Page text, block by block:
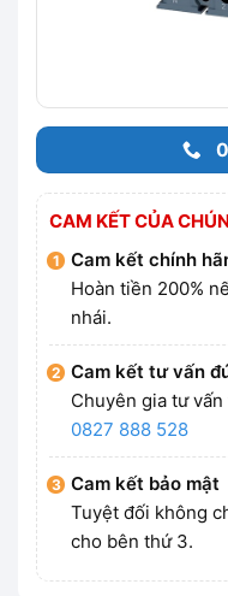
CAM KẾT CỦA
Cam kết chính
Hoàn tiền 200%
nhái.
Cam kết tư vấn
Chuyên gia tư
0827 888 528
Cam kết bảo mật
Tuyệt đối không
cho bên thứ 3.